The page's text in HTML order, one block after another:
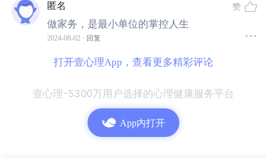
这些活动能够促进新陈代谢、增强心肺功能，有助于维持
健康的体重。同时，身体活动还能释放
等荷尔蒙，
明，身体活动还能改善记忆、提高协调性、稳定情绪，降
低多种疾病的风险，甚至延长寿命。
4. 完成家务活提升动力
匿名
做家务，是最小单位的掌控人生
2024-08-02 · 回复
赞
打开壹心理App，查看更多精彩评论
壹心理-5300万用户选择的心理健康服务平台
App内打开